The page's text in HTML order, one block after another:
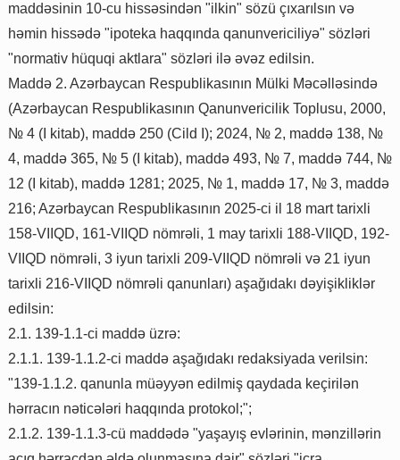
maddəsinin 10-cu hissəsindən "ilkin" sözü çıxarılsın və
həmin hissədə "ipoteka haqqında qanunvericiliyə" sözləri
"normativ hüquqi aktlara" sözləri ilə əvəz edilsin.
Maddə 2. Azərbaycan Respublikasının Mülki Məcəlləsində
(Azərbaycan Respublikasının Qanunvericilik Toplusu, 2000,
№ 4 (I kitab), maddə 250 (Cild I); 2024, № 2, maddə 138, №
4, maddə 365, № 5 (I kitab), maddə 493, № 7, maddə 744, №
12 (I kitab), maddə 1281; 2025, № 1, maddə 17, № 3, maddə
216; Azərbaycan Respublikasının 2025-ci il 18 mart tarixli
158-VIIQD, 161-VIIQD nömrəli, 1 may tarixli 188-VIIQD, 192-
VIIQD nömrəli, 3 iyun tarixli 209-VIIQD nömrəli və 21 iyun
tarixli 216-VIIQD nömrəli qanunları) aşağıdakı dəyişikliklər
edilsin:
2.1. 139-1.1-ci maddə üzrə:
2.1.1. 139-1.1.2-ci maddə aşağıdakı redaksiyada verilsin:
"139-1.1.2. qanunla müəyyən edilmiş qaydada keçirilən
hərracın nəticələri haqqında protokol;";
2.1.2. 139-1.1.3-cü maddədə "yaşayış evlərinin, mənzillərin